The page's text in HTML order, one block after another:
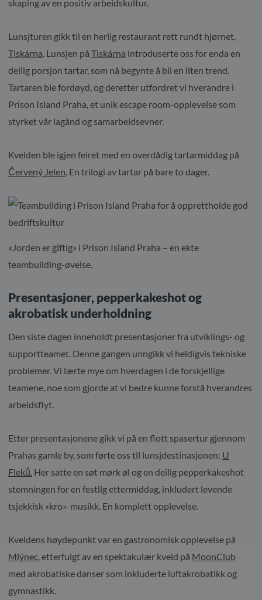
skaping av en positiv arbeidskultur.
Lunsjturen gikk til en herlig restaurant rett rundt hjørnet,
Tiskárna . Lunsjen på Tiskárna introduserte oss for enda en
deilig porsjon tartar, som nå begynte å bli en liten trend.
Tartaren ble fordøyd, og deretter utfordret vi hverandre i
Prison Island Praha, et unik escape room-opplevelse som
styrket vår lagånd og samarbeidsevner.
Kvelden ble igjen feiret med en overdådig tartarmiddag på
Červený Jelen . En trilogi av tartar på bare to dager.
«Jorden er giftig» i Prison Island Praha – en ekte
teambuilding-øvelse.
Presentasjoner, pepperkakeshot og
akrobatisk underholdning
Den siste dagen inneholdt presentasjoner fra utviklings- og
supportteamet. Denne gangen unngikk vi heldigvis tekniske
problemer. Vi lærte mye om hverdagen i de forskjellige
teamene, noe som gjorde at vi bedre kunne forstå hverandres
arbeidsflyt.
Etter presentasjonene gikk vi på en flott spasertur gjennom
Prahas gamle by, som førte oss til lunsjdestinasjonen: U
Fleků. Her satte en søt mørk øl og en deilig pepperkakeshot
stemningen for en festlig ettermiddag, inkludert levende
tsjekkisk «kro»-musikk. En komplett opplevelse.
Kveldens høydepunkt var en gastronomisk opplevelse på
Mlýnec , etterfulgt av en spektakulær kveld på MoonClub
med akrobatiske danser som inkluderte luftakrobatikk og
gymnastikk.